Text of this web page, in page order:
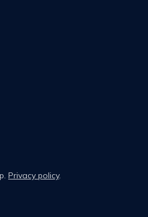
Privacy policy.